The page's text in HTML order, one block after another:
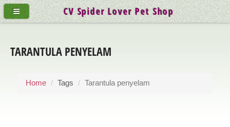
TARANTULA PENYELAM
Home Tags Tarantula penyelam
CV Spider Lover Pet Shop